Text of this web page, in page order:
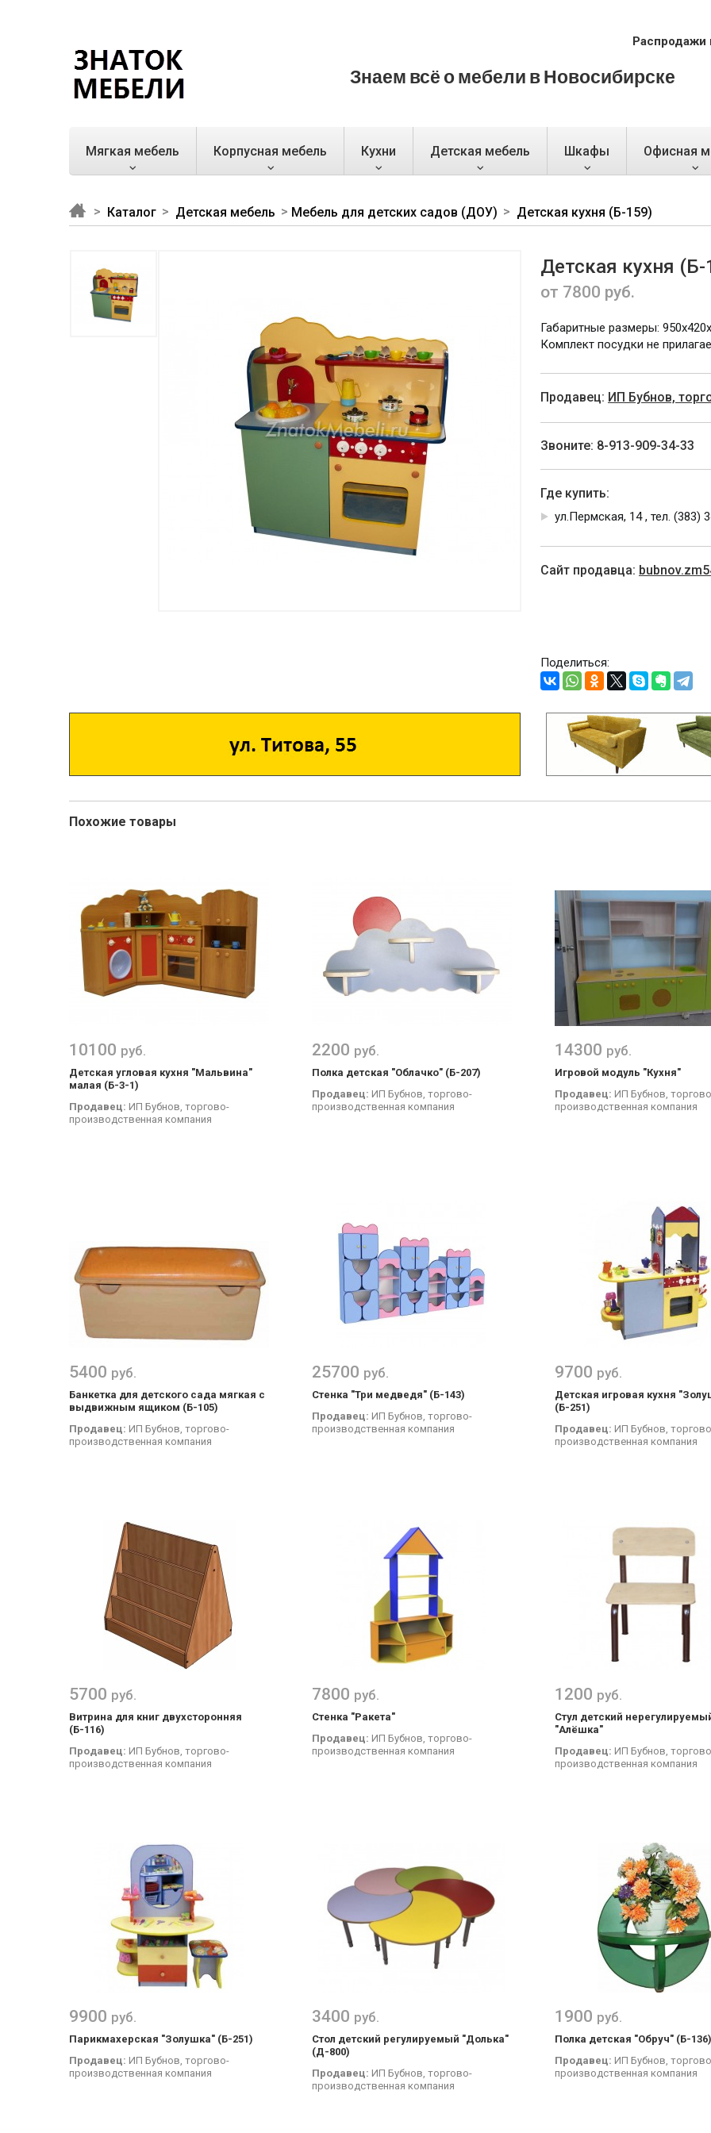
Распродажи
Знаем всё о мебели в Новосибирске
Мягкая мебель Корпусная мебель Кухни Детская мебель Шкафы Офисная
Каталог Детская мебель Мебель для детских садов (ДОУ) Детская кухня (Б-159)
Детская кухня (Б-
от 7800 руб.
Габаритные размеры:
Комплект посудки не
Продавец: ИП Бубнов,
Звоните: 8-913-909-34-33
Где купить:
ул.Пермская, 14 , тел. (383)
Cайт продавца:
Поделиться:
Похожие товары
10100 руб.
Детская угловая кухня "Мальвина"
малая (Б-3-1)
Продавец: ИП Бубнов, торгово-
производственная компания
2200 руб.
Полка детская "Облачко" (Б-207)
Продавец: ИП Бубнов, торгово-
производственная компания
14300 руб.
Игровой модуль "Кухня"
Продавец: ИП Бубнов,
производственная компания
5400 руб.
Банкетка для детского сада мягкая с
выдвижным ящиком (Б-105)
Продавец: ИП Бубнов, торгово-
производственная компания
25700 руб.
Стенка "Три медведя" (Б-143)
Продавец: ИП Бубнов, торгово-
производственная компания
9700 руб.
Детская игровая кухня
(Б-251)
Продавец: ИП Бубнов,
производственная компания
5700 руб.
Витрина для книг двухсторонняя
(Б-116)
Продавец: ИП Бубнов, торгово-
производственная компания
7800 руб.
Стенка "Ракета"
Продавец: ИП Бубнов, торгово-
производственная компания
1200 руб.
Стул детский
"Алёшка"
Продавец: ИП Бубнов,
производственная компания
9900 руб.
Парикмахерская "Золушка" (Б-251)
Продавец: ИП Бубнов, торгово-
производственная компания
3400 руб.
Стол детский регулируемый "Долька"
(Д-800)
Продавец: ИП Бубнов, торгово-
производственная компания
1900 руб.
Полка детская "Обруч" (Б-136)
Продавец: ИП Бубнов,
производственная компания